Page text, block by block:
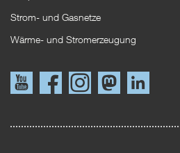
Strom- und Gasnetze
Wärme- und Stromerzeugung
Link
YouTube
Link
Facebook
InstagramMastodonLinkedIn